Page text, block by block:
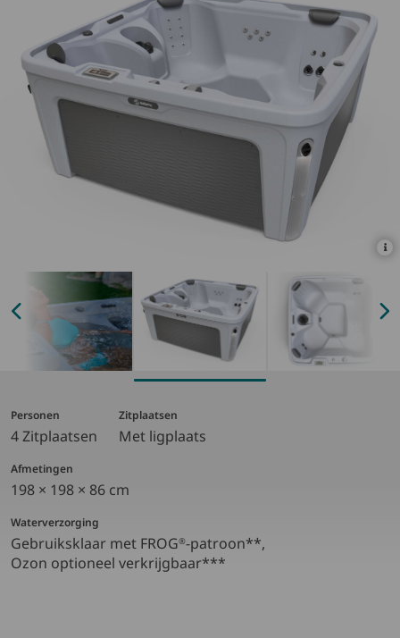
Personen
4 Zitplaatsen
Zitplaatsen
Met ligplaats
Afmetingen
198 × 198 × 86 cm
Waterverzorging
Gebruiksklaar met FROG®-patroon**,
Ozon optioneel verkrijgbaar***